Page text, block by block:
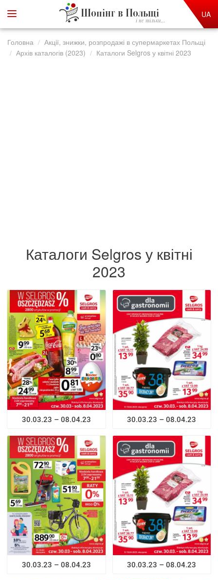
Шопінг в Польщі
і не тільки...
UA
Головна
Акції, знижки, розпродажі в супермаркетах Польщі
Архів каталогів (2023)
Каталоги Selgros у квітні 2023
Каталоги Selgros у квітні
2023
30.03.23 – 08.04.23 30.03.23 – 08.04.23
30.03.23 – 08.04.23 30.03.23 – 08.04.23